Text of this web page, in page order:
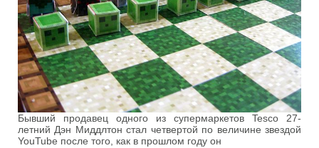
Бывший продавец одного из супермаркетов Tesco 27-
летний Дэн Миддлтон стал четвертой по величине звездой
YouTube после того, как в прошлом году он